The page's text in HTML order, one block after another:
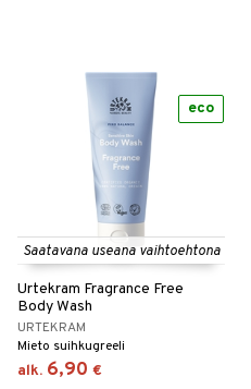
Saatavana useana vaihtoehtona
Urtekram Fragrance Free
Body Wash
URTEKRAM
Mieto suihkugreeli
alk. 6,90 €
eco